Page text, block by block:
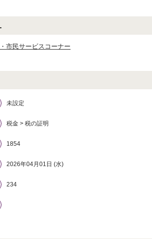
市民サービスコーナー
未設定
税金 > 税の証明
1854
2026年04月01日 (水)
234